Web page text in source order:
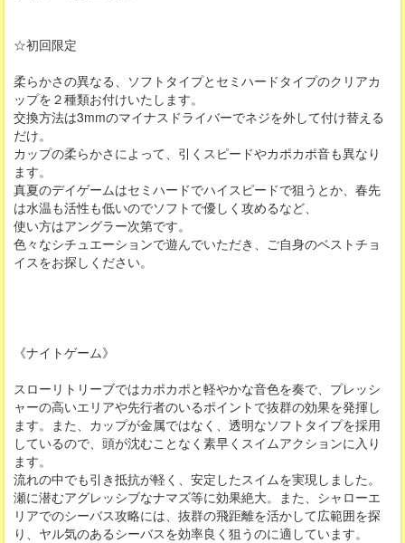
☆初回限定
柔らかさの異なる、ソフトタイプとセミハードタイプのクリアカ
ップを２種類お付けいたします。
交換方法は3mmのマイナスドライバーでネジを外して付け替える
だけ。
カップの柔らかさによって、引くスピードやカポカポ音も異なり
ます。
真夏のデイゲームはセミハードでハイスピードで狙うとか、春先
は水温も活性も低いのでソフトで優しく攻めるなど、
使い方はアングラー次第です。
色々なシチュエーションで遊んでいただき、ご自身のベストチョ
イスをお探しください。
《ナイトゲーム》
スローリトリーブではカポカポと軽やかな音色を奏で、プレッシ
ャーの高いエリアや先行者のいるポイントで抜群の効果を発揮し
ます。また、カップが金属ではなく、透明なソフトタイプを採用
しているので、頭が沈むことなく素早くスイムアクションに入り
ます。
流れの中でも引き抵抗が軽く、安定したスイムを実現しました。
瀬に潜むアグレッシブなナマズ等に効果絶大。また、シャローエ
リアでのシーバス攻略には、抜群の飛距離を活かして広範囲を探
り、ヤル気のあるシーバスを効率良く狙うのに適しています。